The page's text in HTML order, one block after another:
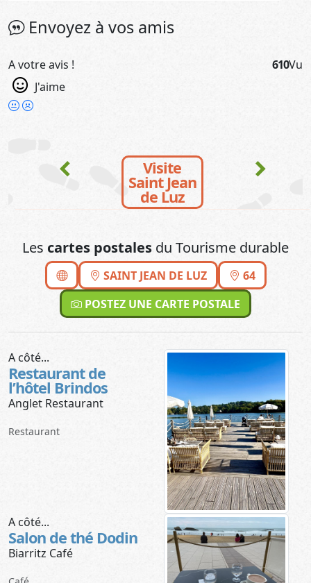
Envoyez à vos amis
A votre avis !
J'aime
610Vu
chevron_left Visite
Saint Jean
de Luz
chevron_right
Les cartes postales du Tourisme durable
SAINT JEAN DE LUZ
64
POSTEZ UNE CARTE POSTALE
A côté...
Restaurant de
l’hôtel Brindos
Anglet Restaurant
Restaurant
A côté...
Salon de thé Dodin
Biarritz Café